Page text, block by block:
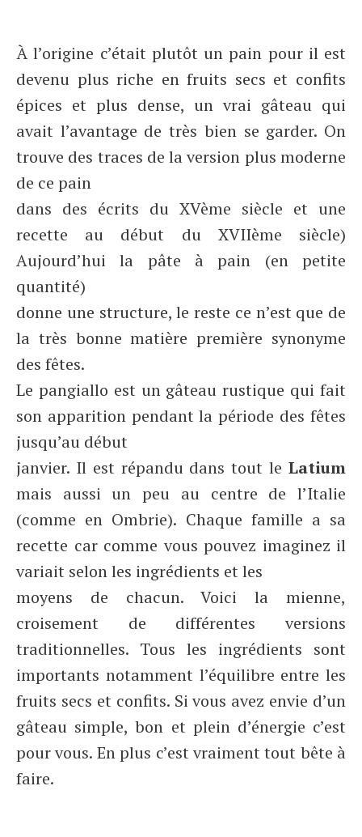
À l’origine c’était plutôt un pain pour il est
devenu plus riche en fruits secs et confits
épices et plus dense, un vrai gâteau qui
avait l’avantage de très bien se garder. On
trouve des traces de la version plus moderne
de ce pain
dans des écrits du XVème siècle et une
recette au début du XVIIème siècle)
Aujourd’hui la pâte à pain (en petite
quantité)
donne une structure, le reste ce n’est que de
la très bonne matière première synonyme
des fêtes.
Le pangiallo est un gâteau rustique qui fait
son apparition pendant la période des fêtes
jusqu’au début
janvier. Il est répandu dans tout le Latium
mais aussi un peu au centre de l’Italie
(comme en Ombrie). Chaque famille a sa
recette car comme vous pouvez imaginez il
variait selon les ingrédients et les
moyens de chacun. Voici la mienne,
croisement de différentes versions
traditionnelles. Tous les ingrédients sont
importants notamment l’équilibre entre les
fruits secs et confits. Si vous avez envie d’un
gâteau simple, bon et plein d’énergie c’est
pour vous. En plus c’est vraiment tout bête à
faire.